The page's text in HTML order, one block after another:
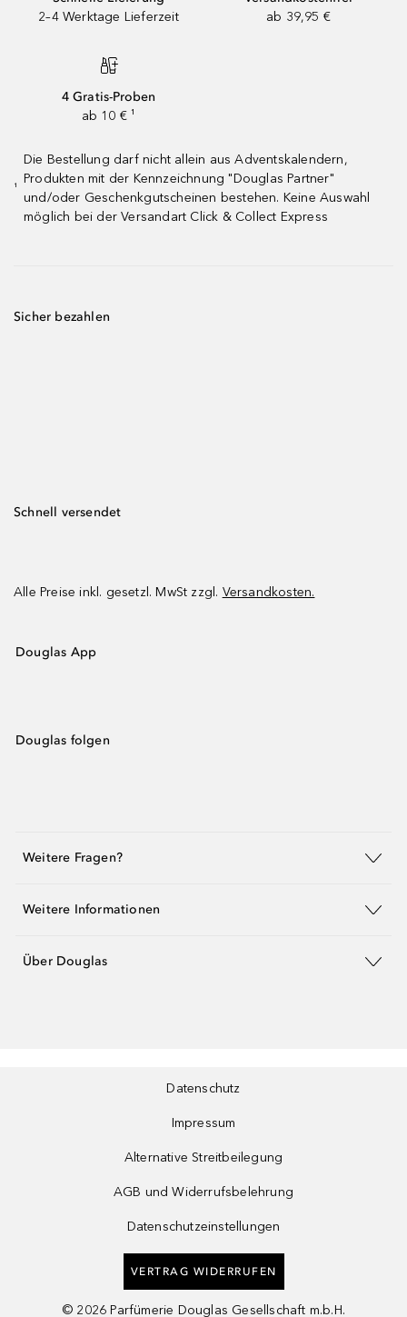
2–4 Werktage Lieferzeit
ab 39,95 €
4 Gratis-Proben
ab 10 € ¹
¹
Die Bestellung darf nicht allein aus Adventskalendern,
Produkten mit der Kennzeichnung "Douglas Partner"
und/oder Geschenkgutscheinen bestehen. Keine Auswahl
möglich bei der Versandart Click & Collect Express
Sicher bezahlen
Schnell versendet
Alle Preise inkl. gesetzl. MwSt zzgl. Versandkosten.
Douglas App
Douglas folgen
Weitere Fragen?
Weitere Informationen
Über Douglas
Datenschutz
Impressum
Alternative Streitbeilegung
AGB und Widerrufsbelehrung
Datenschutzeinstellungen
VERTRAG WIDERRUFEN
© 2026 Parfümerie Douglas Gesellschaft m.b.H.